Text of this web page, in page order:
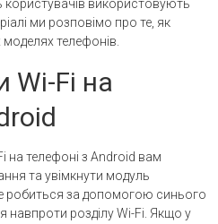
користувачів використовують
ми розповімо про те, як
телефонів.
Wi-Fi на
на телефоні з Android вам
та увімкнути модуль
робиться за допомогою синього
навпроти розділу Wi-Fi. Якщо у